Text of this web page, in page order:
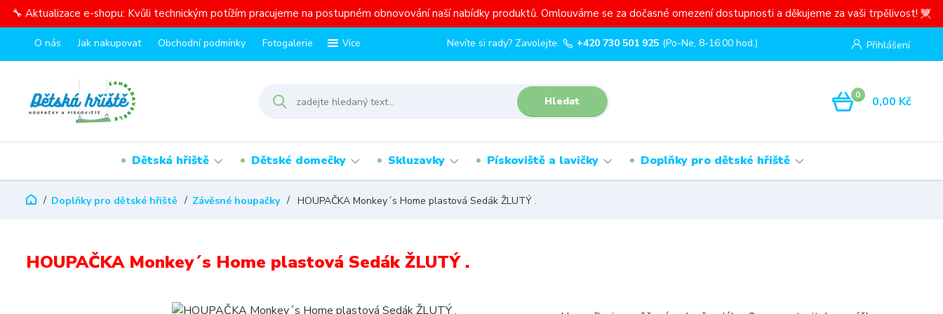
🔧 Aktualizace e-shopu: Kvůli technickým potížím pracujeme na postupném obnovování naší nabídky produktů. Omlouváme se za dočasné omezení dostupnosti a děkujeme za vaši trpělivost! 💙
O nás Jak nakupovat Obchodní podmínky Fotogalerie Více Přihlášení
Hledat
Nevíte si rady? Zavolejte. +420 730 501 925 (Po-Ne, 8-16:00 hod.)
0 0,00 Kč
Dětská hřiště Dětské domečky Skluzavky Pískoviště a lavičky Doplňky pro dětské hřiště
Doplňky pro dětské hřiště Závěsné houpačky HOUPAČKA Monkey´s Home plastová Sedák ŽLUTÝ .
HOUPAČKA Monkey´s Home plastová Sedák ŽLUTÝ .